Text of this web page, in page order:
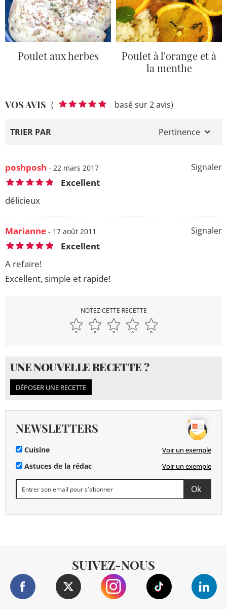
Poulet aux herbes
Poulet à l'orange et à
la menthe
VOS AVIS ( basé sur 2 avis)
TRIER PAR Pertinence
Signaler
poshposh - 22 mars 2017
Excellent
délicieux
Signaler
Marianne - 17 août 2011
Excellent
A refaire!
Excellent, simple et rapide!
NOTEZ CETTE RECETTE
UNE NOUVELLE RECETTE ?
DÉPOSER UNE RECETTE
NEWSLETTERS
Cuisine Voir un exemple
Astuces de la rédac Voir un exemple
SUIVEZ-NOUS